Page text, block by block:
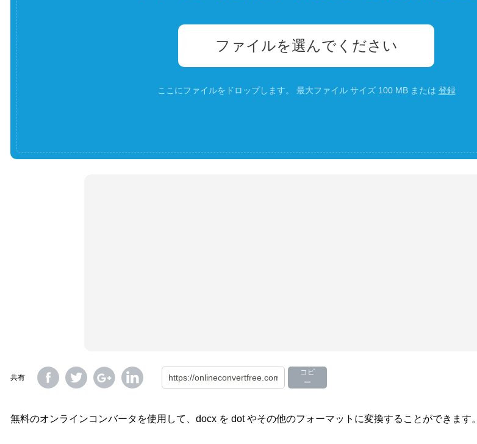
ファイルを選んでください
ここにファイルをドロップします。 最大ファイル サイズ 100 MB または 登録
共有
コピ
ー
無料のオンラインコンバータを使用して、docx を dot やその他のフォーマットに変換することができます。